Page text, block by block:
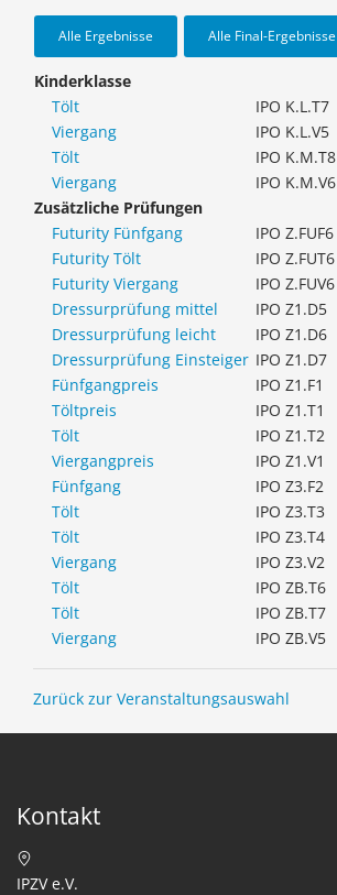
Alle Ergebnisse Alle Final-Ergebnisse
Kinderklasse
Tölt
IPO K.L.T7
Viergang
IPO K.L.V5
Tölt
IPO K.M.T8
Viergang
IPO K.M.V6
Zusätzliche Prüfungen
Futurity Fünfgang
IPO Z.FUF6
Futurity Tölt
IPO Z.FUT6
Futurity Viergang
IPO Z.FUV6
Dressurprüfung mittel
IPO Z1.D5
Dressurprüfung leicht
IPO Z1.D6
Dressurprüfung Einsteiger IPO Z1.D7
Fünfgangpreis
IPO Z1.F1
Töltpreis
IPO Z1.T1
Tölt
IPO Z1.T2
Viergangpreis
IPO Z1.V1
Fünfgang
IPO Z3.F2
Tölt
IPO Z3.T3
Tölt
IPO Z3.T4
Viergang
IPO Z3.V2
Tölt
IPO ZB.T6
Tölt
IPO ZB.T7
Viergang
IPO ZB.V5
Zurück zur Veranstaltungsauswahl
Kontakt
IPZV e.V.